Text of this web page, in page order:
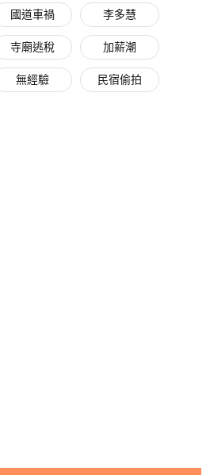
國道車禍 李多慧
寺廟逃稅 加薪潮
無經驗 民宿偷拍